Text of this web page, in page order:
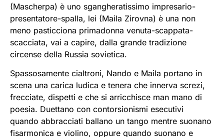
(Mascherpa) è uno sgangheratissimo impresario-
presentatore-spalla, lei (Maila Zirovna) è una non
meno pasticciona primadonna venuta-scappata-
scacciata, vai a capire, dalla grande tradizione
circense della Russia sovietica.
Spassosamente cialtroni, Nando e Maila portano in
scena una carica ludica e tenera che innerva screzi,
frecciate, dispetti e che si arricchisce man mano di
poesia. Duettano con contorsionismi esecutivi
quando abbracciati ballano un tango mentre suonano
fisarmonica e violino, oppure quando suonano e